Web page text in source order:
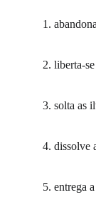
1.
2. liberta-
3. solta as
4. dissolve
5. entrega